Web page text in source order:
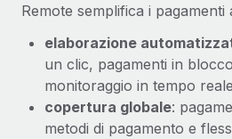
Remote semplifica i
elaborazione
un clic, pagamenti in
monitoraggio in tempo
copertura globale:
metodi di pagamento e